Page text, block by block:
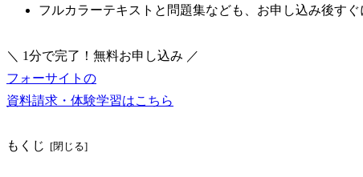
フルカラーテキストと問題集なども、お申し込み後すぐ
＼ 1分で完了！無料お申し込み ／
フォーサイトの
資料請求・体験学習はこちら
もくじ